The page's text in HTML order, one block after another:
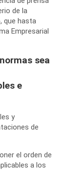
de la
que hasta
Empresarial
sea
e
y
de
el orden de
a los